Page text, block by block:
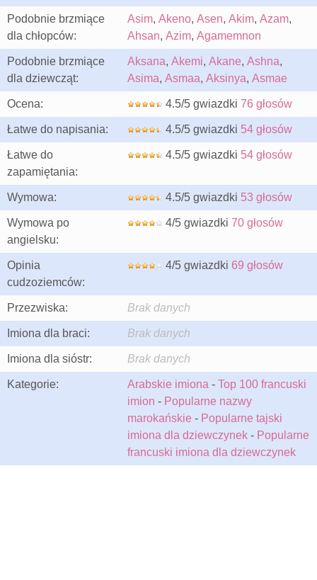
Podobnie brzmiące
dla chłopców:
Asim, Akeno, Asen, Akim, Azam,
Ahsan, Azim, Agamemnon
Podobnie brzmiące
dla dziewcząt:
Aksana, Akemi, Akane, Ashna,
Asima, Asmaa, Aksinya, Asmae
Ocena: 4.5/5 gwiazdki 76 głosów
Łatwe do napisania: 4.5/5 gwiazdki 54 głosów
Łatwe do
zapamiętania:
4.5/5 gwiazdki 54 głosów
Wymowa: 4.5/5 gwiazdki 53 głosów
Wymowa po
angielsku:
4/5 gwiazdki 70 głosów
Opinia
cudzoziemców:
4/5 gwiazdki 69 głosów
Przezwiska: Brak danych
Imiona dla braci: Brak danych
Imiona dla sióstr: Brak danych
Kategorie: Arabskie imiona - Top 100 francuski
imion - Popularne nazwy
marokańskie - Popularne tajski
imiona dla dziewczynek - Popularne
francuski imiona dla dziewczynek